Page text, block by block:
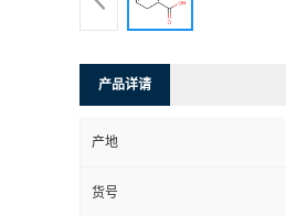
产品详请
产地
货号